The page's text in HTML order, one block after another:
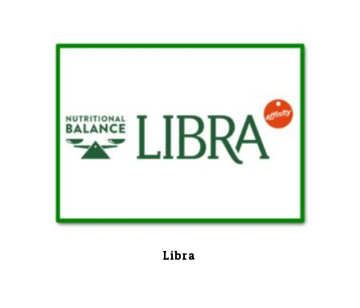
Libra